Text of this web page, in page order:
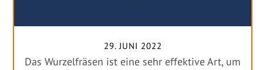
29. JUNI 2022
Das Wurzelfräsen ist eine sehr effektive Art, um